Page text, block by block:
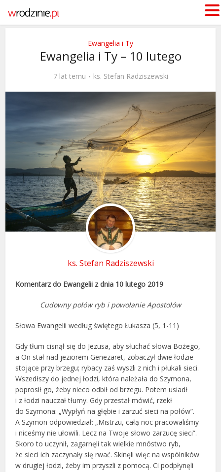
Ewangelia i Ty
Ewangelia i Ty – 10 lutego
7 lat temu ks. Stefan Radziszewski
ks. Stefan Radziszewski
Komentarz do Ewangelii z dnia 10 lutego 2019
Cudowny połów ryb i powołanie Apostołów
Słowa Ewangelii według świętego Łukasza (5, 1-11)
Gdy tłum cisnął się do Jezusa, aby słuchać słowa Bożego,
a On stał nad jeziorem Genezaret, zobaczył dwie łodzie
stojące przy brzegu; rybacy zaś wyszli z nich i płukali sieci.
Wszedłszy do jednej łodzi, która należała do Szymona,
poprosił go, żeby nieco odbił od brzegu. Potem usiadł
i z łodzi nauczał tłumy. Gdy przestał mówić, rzekł
do Szymona: „Wypłyń na głębie i zarzuć sieci na połów”.
A Szymon odpowiedział: „Mistrzu, całą noc pracowaliśmy
i niceśmy nie ułowili. Lecz na Twoje słowo zarzucę sieci”.
Skoro to uczynił, zagarnęli tak wielkie mnóstwo ryb,
że sieci ich zaczynały się rwać. Skinęli więc na wspólników
w drugiej łodzi, żeby im przyszli z pomocą. Ci podpłynęli